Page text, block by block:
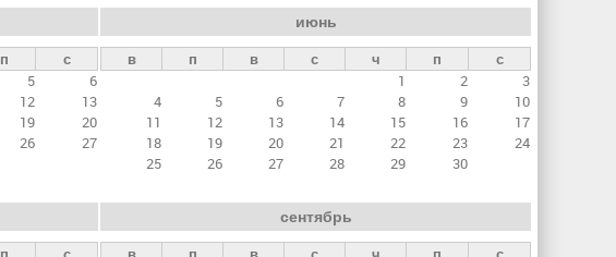
п
с
5
6
12
13
19
20
26
27
июнь
в п в с ч п
с
1
2
3
4
5 6 7 8 9
10
11
12 13 14 15 16
17
18
19 20 21 22 23
24
25
26 27 28 29 30
сентябрь